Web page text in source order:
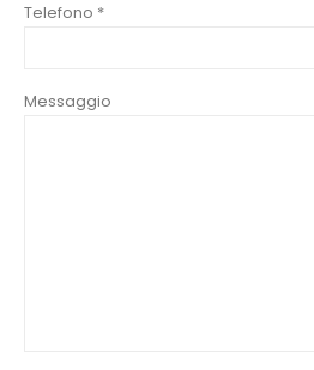
Telefono *
Messaggio